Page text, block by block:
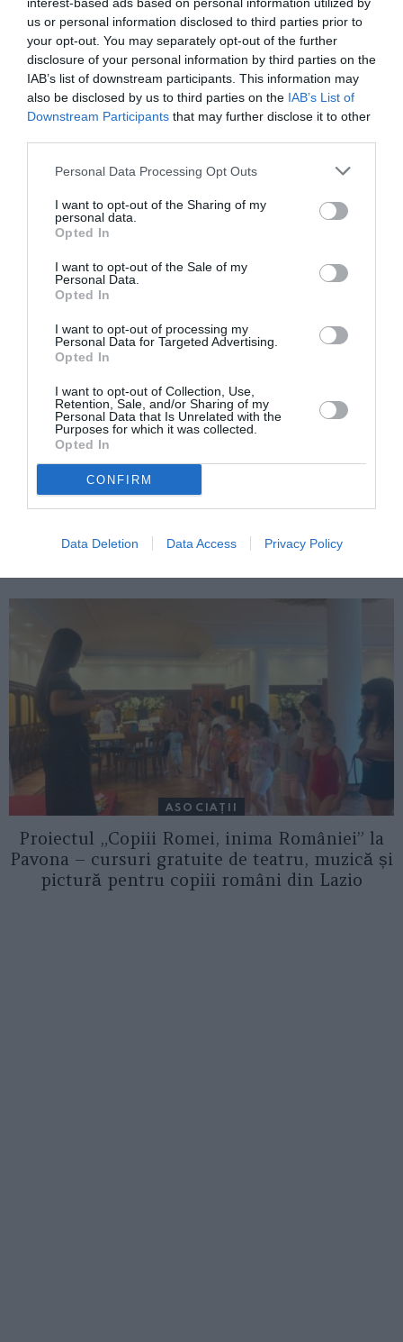
us or personal information disclosed to third parties prior to
your opt-out. You may separately opt-out of the further
disclosure of your personal information by third parties on the
IAB’s list of downstream participants. This information may
also be disclosed by us to third parties on the IAB’s List of
Downstream Participants that may further disclose it to other
Personal Data Processing Opt Outs
I want to opt-out of the Sharing of my
personal data.
Opted In
I want to opt-out of the Sale of my
Personal Data.
Opted In
I want to opt-out of processing my
Personal Data for Targeted Advertising.
Opted In
I want to opt-out of Collection, Use,
Retention, Sale, and/or Sharing of my
Personal Data that Is Unrelated with the
Purposes for which it was collected.
Opted In
CONFIRM
Data Deletion Data Access Privacy Policy
See
more
Articolul anterior
Ana Maria Marinovici, avocat in Italia:
„Cheia succesului: sa nu renunti la valori si
principii”
Următorul articol
Cristi Puiu: „Adevăratul cinema este o
cercetare a propriului creier”
ASEMENEA
ITALIA
Concursul Miss Badante 2026: informații
ASOCIAŢII
Proiectul „Copiii Romei, inima României” la
Pavona – cursuri gratuite de teatru, muzică și
pictură pentru copiii români din Lazio